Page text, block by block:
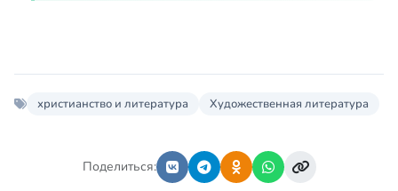
христианство и литература Художественная литература
Поделиться: